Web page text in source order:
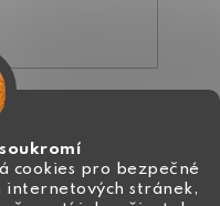
cookies pro bezpečné
internetových stránek,